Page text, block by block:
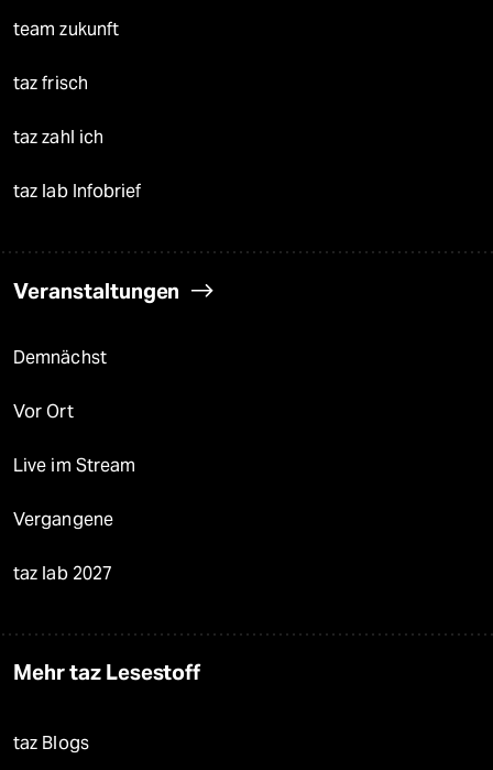
team zukunft
taz frisch
taz zahl ich
taz lab Infobrief
Veranstaltungen
Demnächst
Vor Ort
Live im Stream
Vergangene
taz lab 2027
Mehr taz Lesestoff
taz Blogs